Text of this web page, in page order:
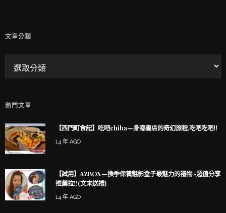
文章分類
熱門文章
【西門町食記】吃吧chiba—身臨書店的奇幻旅程,吃吧吃吧!!
14 年 AGO
【試用】AZBOX—換季保養魅影盒子最魅力的禮物~超值分享
推薦拉!!(文末送禮)
14 年 AGO